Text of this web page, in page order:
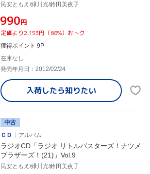
民安ともえ/緑川光/鈴田美夜子
¥990円
定価より2,153円（68%）おトク
獲得ポイント 9P
在庫なし
発売年月日：2012/02/24
入荷したら知りたい
中古
ＣＤ
アルバム
ラジオCD「ラジオ リトルバスターズ！ナツメ
ブラザーズ！(21)」Vol.9
民安ともえ/緑川光/鈴田美夜子